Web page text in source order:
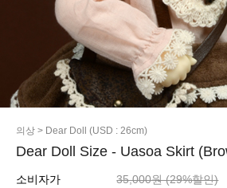
의상 > Dear Doll (USD : 26cm)
Dear Doll Size - Uasoa Skirt
소비자가 35,000원 (29%할인)